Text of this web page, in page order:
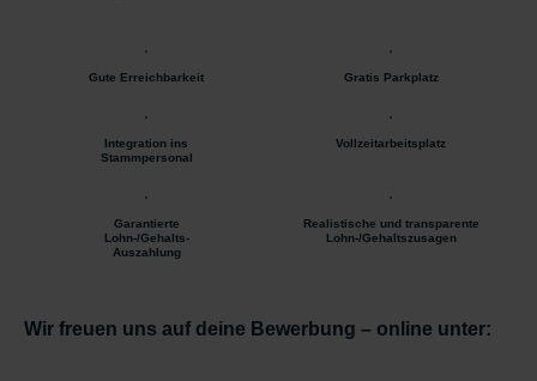
Gute Erreichbarkeit Gratis Parkplatz
Integration ins
Stammpersonal
Vollzeitarbeitsplatz
Garantierte
Lohn-/Gehalts-
Auszahlung
Realistische und transparente
Lohn-/Gehaltszusagen
Wir freuen uns auf deine Bewerbung – online unter: